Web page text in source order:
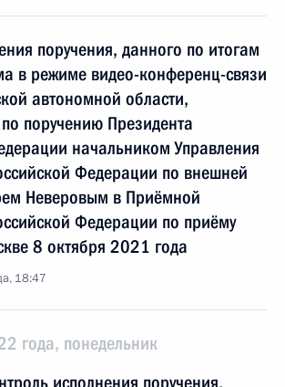
поручения, данного по итогам
в режиме видео-конференц-связи
автономной области,
поручению Президента
начальником Управления
Федерации по внешней
Неверовым в Приёмной
Федерации по приёму
8 октября 2021 года
18:47
года, понедельник
исполнения поручения,